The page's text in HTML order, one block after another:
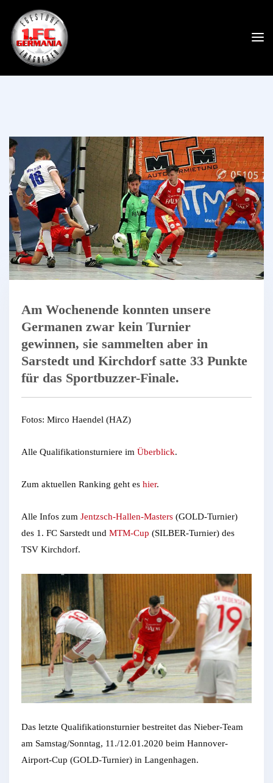
Am Wochenende konnten unsere
Germanen zwar kein Turnier
gewinnen, sie sammelten aber in
Sarstedt und Kirchdorf satte 33 Punkte
für das Sportbuzzer-Finale.
Fotos: Mirco Haendel (HAZ)
Alle Qualifikationsturniere im Überblick.
Zum aktuellen Ranking geht es hier.
Alle Infos zum Jentzsch-Hallen-Masters (GOLD-Turnier)
des 1. FC Sarstedt und MTM-Cup (SILBER-Turnier) des
TSV Kirchdorf.
Das letzte Qualifikationsturnier bestreitet das Nieber-Team
am Samstag/Sonntag, 11./12.01.2020 beim Hannover-
Airport-Cup (GOLD-Turnier) in Langenhagen.